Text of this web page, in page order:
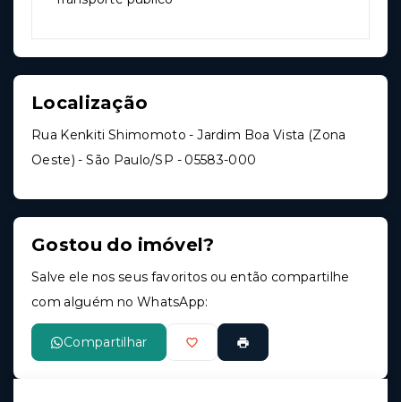
Localização
Rua Kenkiti Shimomoto - Jardim Boa Vista (Zona
Oeste) - São Paulo/SP - 05583-000
Gostou do imóvel?
Salve ele nos seus favoritos ou então compartilhe
com alguém no WhatsApp:
Compartilhar